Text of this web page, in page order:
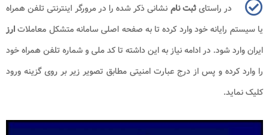
در راستایثبت نام نشانی ذکر شده را در مرورگر اینترنتی تلفن همراه
یا سیستم رایانه خود وارد کرده تا به صفحه اصلی سامانه متشکل معاملاتارز
ایران وارد شود. در ادامه نیاز به این داشته تا کد ملی و شماره تلفن همراه خود
را وارد کرده و پس از درج عبارت امنیتی مطابق تصویر زیر بر روی گزینه ورود
کلیک نماید.